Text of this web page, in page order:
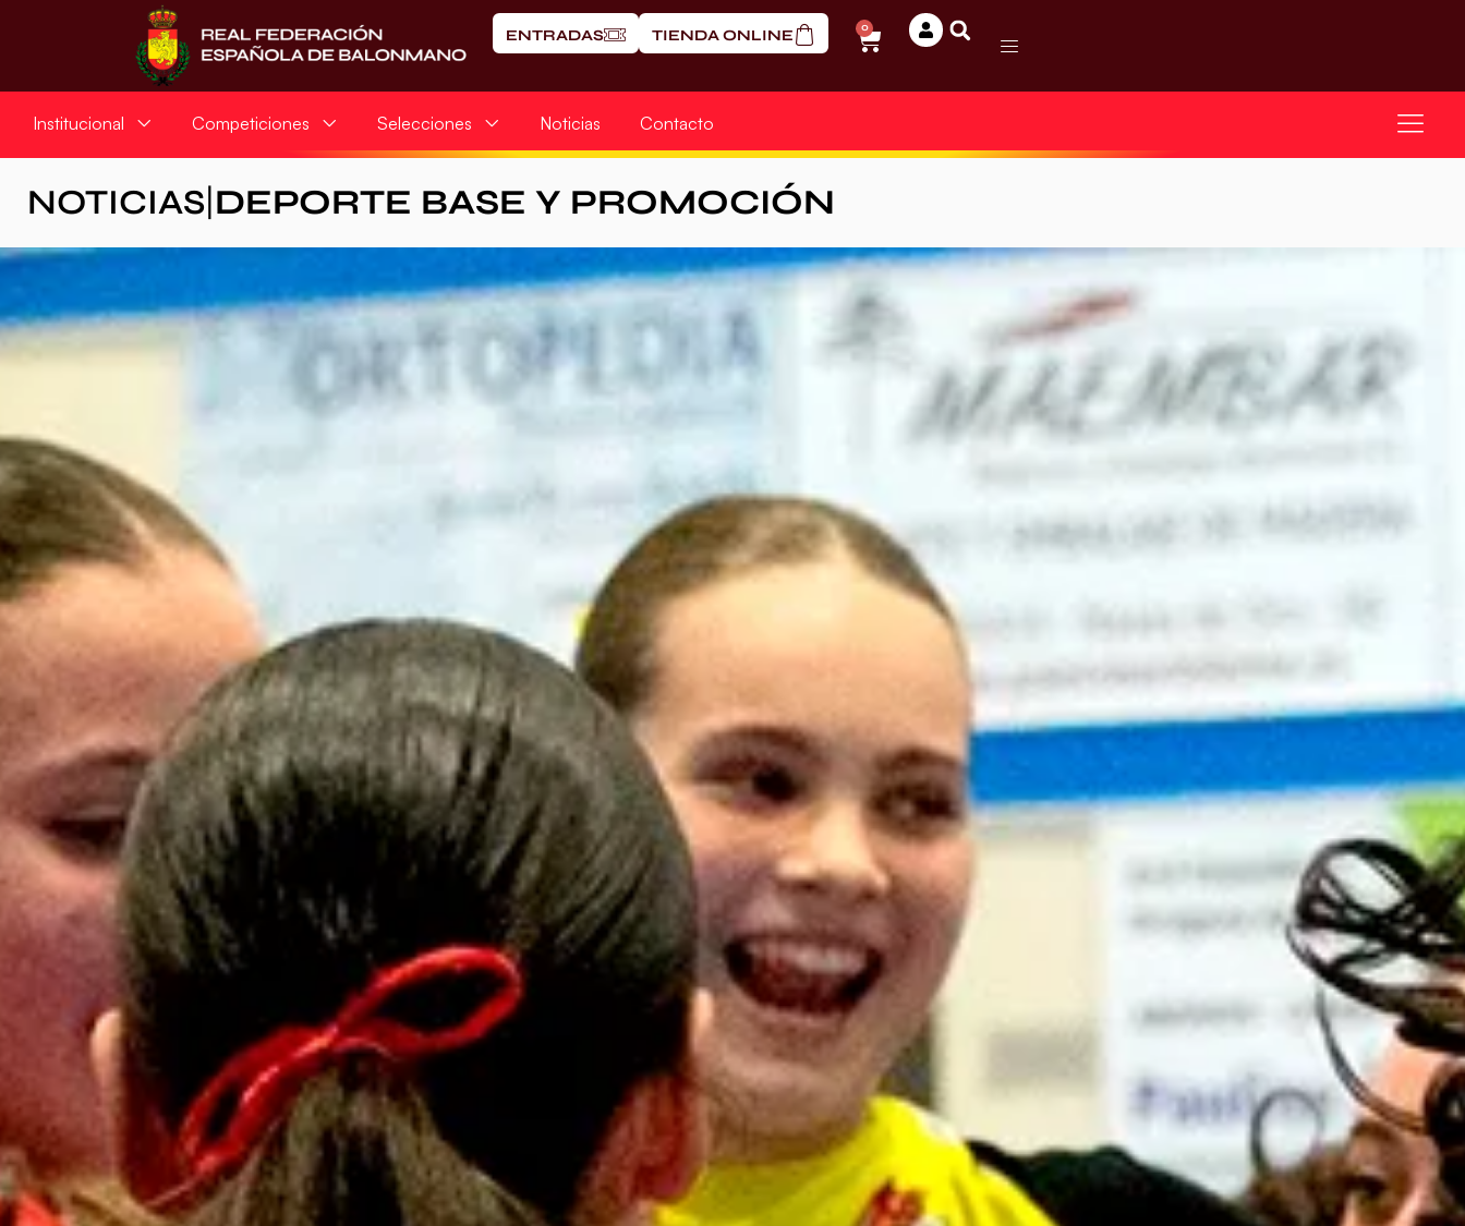
ENTRADAS TIENDA ONLINE 0
Institucional Competiciones Selecciones Noticias Contacto
NOTICIAS DEPORTE BASE Y PROMOCIÓN